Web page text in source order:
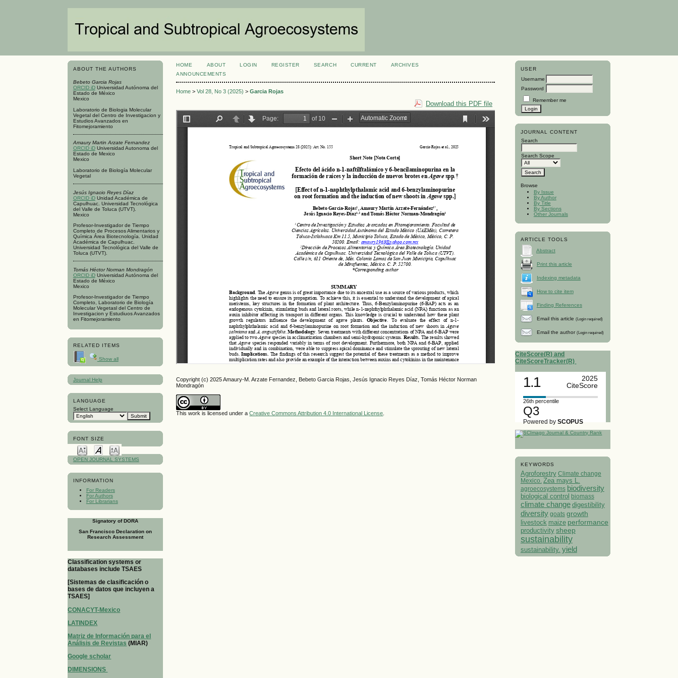
ABOUT THE AUTHORS
Bebeto Garcia Rojas
ORCID iDUniversidad Autónoma del
Estado de México
Mexico
Laboratorio de Biologia Molecular
Vegetal del Centro de Investigacion y
Estudios Avanzados en
Fitomejoramiento
Amaury Martin Arzate Fernandez
ORCID iDUniversidad Autonoma del
Estado de Mexico
Mexico
Laboratorio de Biología Molecular
Vegetal
Jesús Ignacio Reyes Díaz
ORCID iDUnidad Académica de
Capulhuac. Universidad Tecnológica
del Valle de Toluca (UTVT).
Mexico
Profesor-Investigador de Tiempo
Completo de Procesos Alimentarios y
Química Área Biotecnología. Unidad
Académica de Capulhuac.
Universidad Tecnológica del Valle de
Toluca (UTVT).
Tomás Héctor Norman Mondragón
ORCID iDUniversidad Autónoma del
Estado de México
Mexico
Profesor-Investigador de Tiempo
Completo, Laboratorio de Biología
Molecular Vegetasl del Centro de
Investigacion y Estudiuos Avanzados
en Fitomejoramiento
RELATED ITEMS
Show all
Journal Help
LANGUAGE
Select Language
FONT SIZE
OPEN JOURNAL SYSTEMS
INFORMATION
For Readers
For Authors
For Librarians
Signatory of DORA
San Francisco Declaration on
Research Assessment
Classification systems or
databases include TSAES
[Sistemas de clasificación o
bases de datos que incluyen a
TSAES]
CONACYT-Mexico
LATINDEX
Matriz de Información para el
Análisis de Revistas (MIAR)
Google scholar
DIMENSIONS
USER
Username
Password
Remember me
JOURNAL CONTENT
Search
Search Scope
Browse
By Issue
By Author
By Title
By Sections
Other Journals
ARTICLE TOOLS
Abstract
Print this article
Indexing metadata
How to cite item
Finding References
Email this article (Login required)
Email the author (Login required)
CiteScore(R) and
CiteScoreTracker(R)
1.1
2025
CiteScore
26th percentile
Q3
Powered bySCOPUS
KEYWORDS
Agroforestry Climate change
Mexico. Zea mays L.
agroecosystems biodiversity
biological control biomass
climate change digestibility
diversity goats growth
livestock maize performance
productivity sheep
sustainability
sustainability. yield
HOME ABOUT LOGIN REGISTER SEARCH CURRENT
ARCHIVES
ANNOUNCEMENTS
Home >Vol 28, No 3 (2025) >Garcia Rojas
Download this PDF file
Copyright (c) 2025 Amaury-M. Arzate Fernandez, Bebeto Garcia Rojas, Jesús Ignacio Reyes Díaz, Tomás Héctor Norman
Mondragón
This work is licensed under aCreative Commons Attribution 4.0 International License